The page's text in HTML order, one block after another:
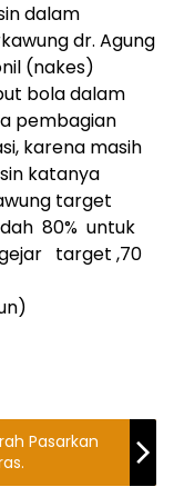
dalam
dr. Agung
(nakes)
bola dalam
pembagian
karena masih
katanya
target
80% untuk
target ,70
Pasarkan